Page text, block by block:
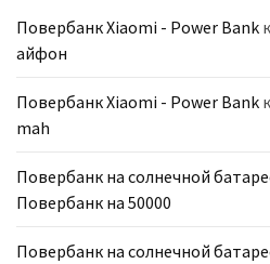
Повербанк Xiaomi - Power Bank
айфон
Повербанк Xiaomi - Power Bank
mah
Повербанк на солнечной
Повербанк на 50000
Повербанк на солнечной